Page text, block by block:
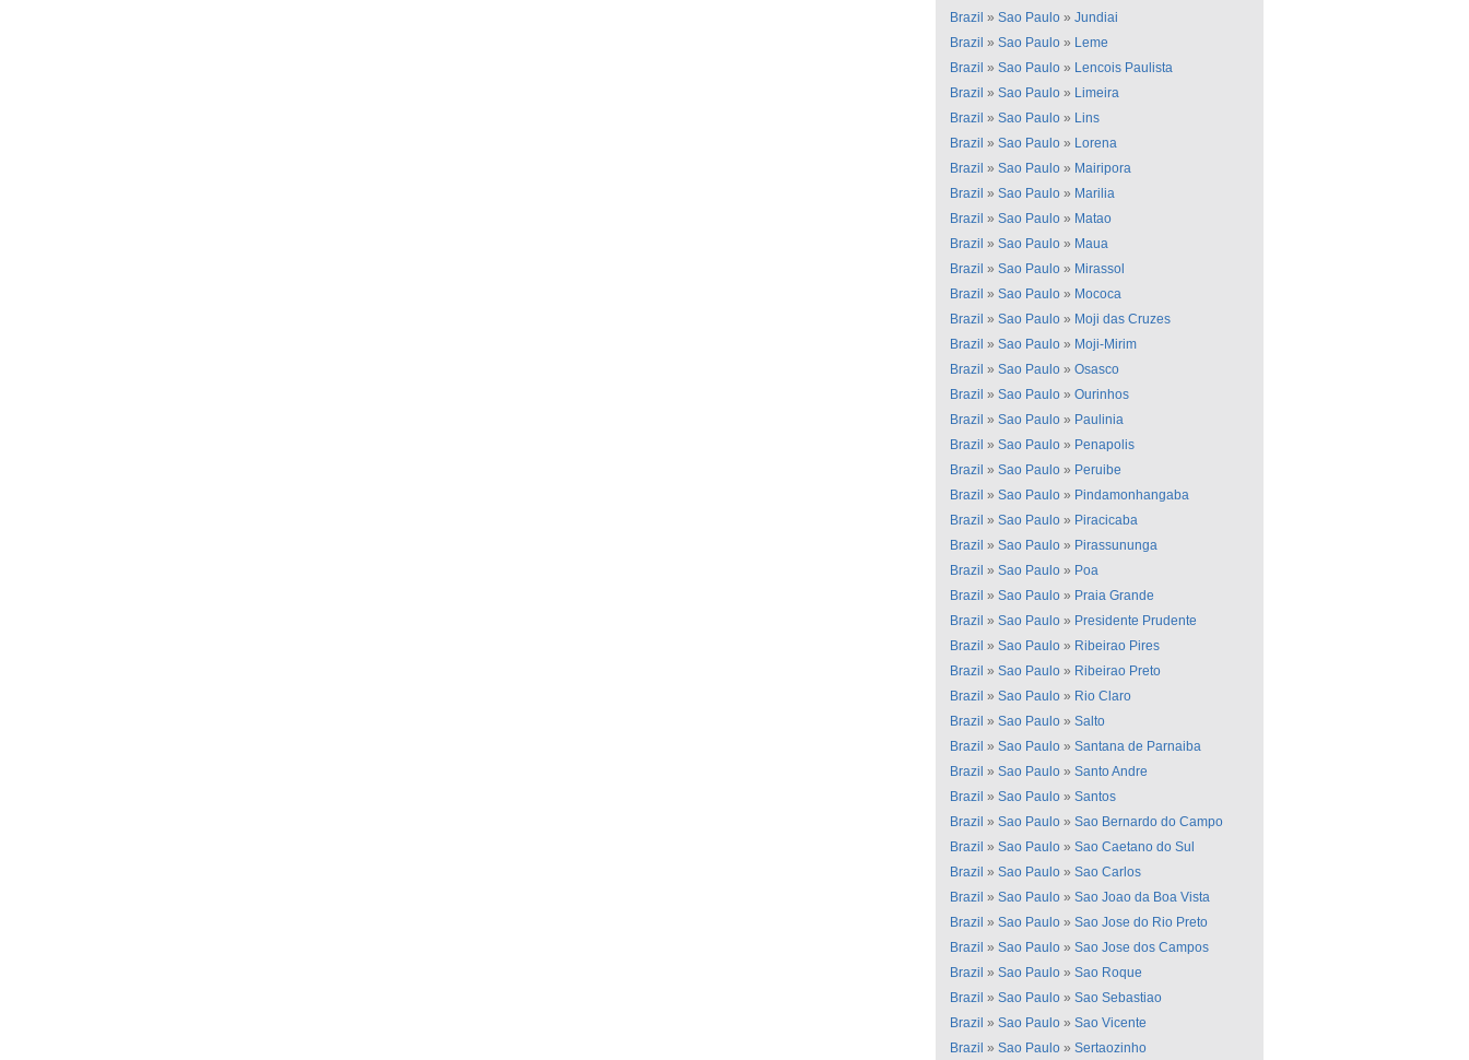
Brazil » Sao Paulo » Jundiai
Brazil » Sao Paulo » Leme
Brazil » Sao Paulo » Lencois Paulista
Brazil » Sao Paulo » Limeira
Brazil » Sao Paulo » Lins
Brazil » Sao Paulo » Lorena
Brazil » Sao Paulo » Mairipora
Brazil » Sao Paulo » Marilia
Brazil » Sao Paulo » Matao
Brazil » Sao Paulo » Maua
Brazil » Sao Paulo » Mirassol
Brazil » Sao Paulo » Mococa
Brazil » Sao Paulo » Moji das Cruzes
Brazil » Sao Paulo » Moji-Mirim
Brazil » Sao Paulo » Osasco
Brazil » Sao Paulo » Ourinhos
Brazil » Sao Paulo » Paulinia
Brazil » Sao Paulo » Penapolis
Brazil » Sao Paulo » Peruibe
Brazil » Sao Paulo » Pindamonhangaba
Brazil » Sao Paulo » Piracicaba
Brazil » Sao Paulo » Pirassununga
Brazil » Sao Paulo » Poa
Brazil » Sao Paulo » Praia Grande
Brazil » Sao Paulo » Presidente Prudente
Brazil » Sao Paulo » Ribeirao Pires
Brazil » Sao Paulo » Ribeirao Preto
Brazil » Sao Paulo » Rio Claro
Brazil » Sao Paulo » Salto
Brazil » Sao Paulo » Santana de Parnaiba
Brazil » Sao Paulo » Santo Andre
Brazil » Sao Paulo » Santos
Brazil » Sao Paulo » Sao Bernardo do Campo
Brazil » Sao Paulo » Sao Caetano do Sul
Brazil » Sao Paulo » Sao Carlos
Brazil » Sao Paulo » Sao Joao da Boa Vista
Brazil » Sao Paulo » Sao Jose do Rio Preto
Brazil » Sao Paulo » Sao Jose dos Campos
Brazil » Sao Paulo » Sao Roque
Brazil » Sao Paulo » Sao Sebastiao
Brazil » Sao Paulo » Sao Vicente
Brazil » Sao Paulo » Sertaozinho